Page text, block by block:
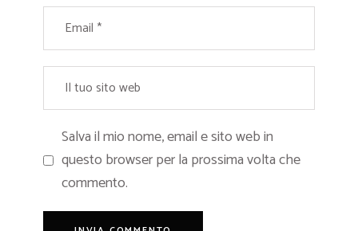
Salva il mio nome, email e sito web in
questo browser per la prossima volta che
commento.